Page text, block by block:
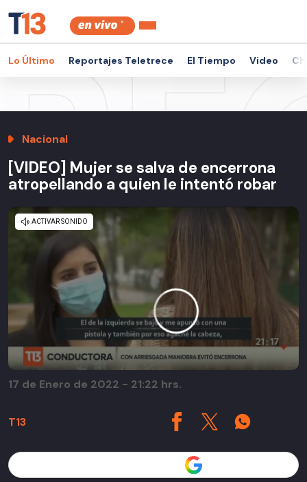
Lo Último Reportajes Teletrece El Tiempo Video
Nacional
[VIDEO] Mujer se salva de encerrona
atropellando a quien le intentó robar
T13
17 de Enero de 2022 - 21:22 hrs.